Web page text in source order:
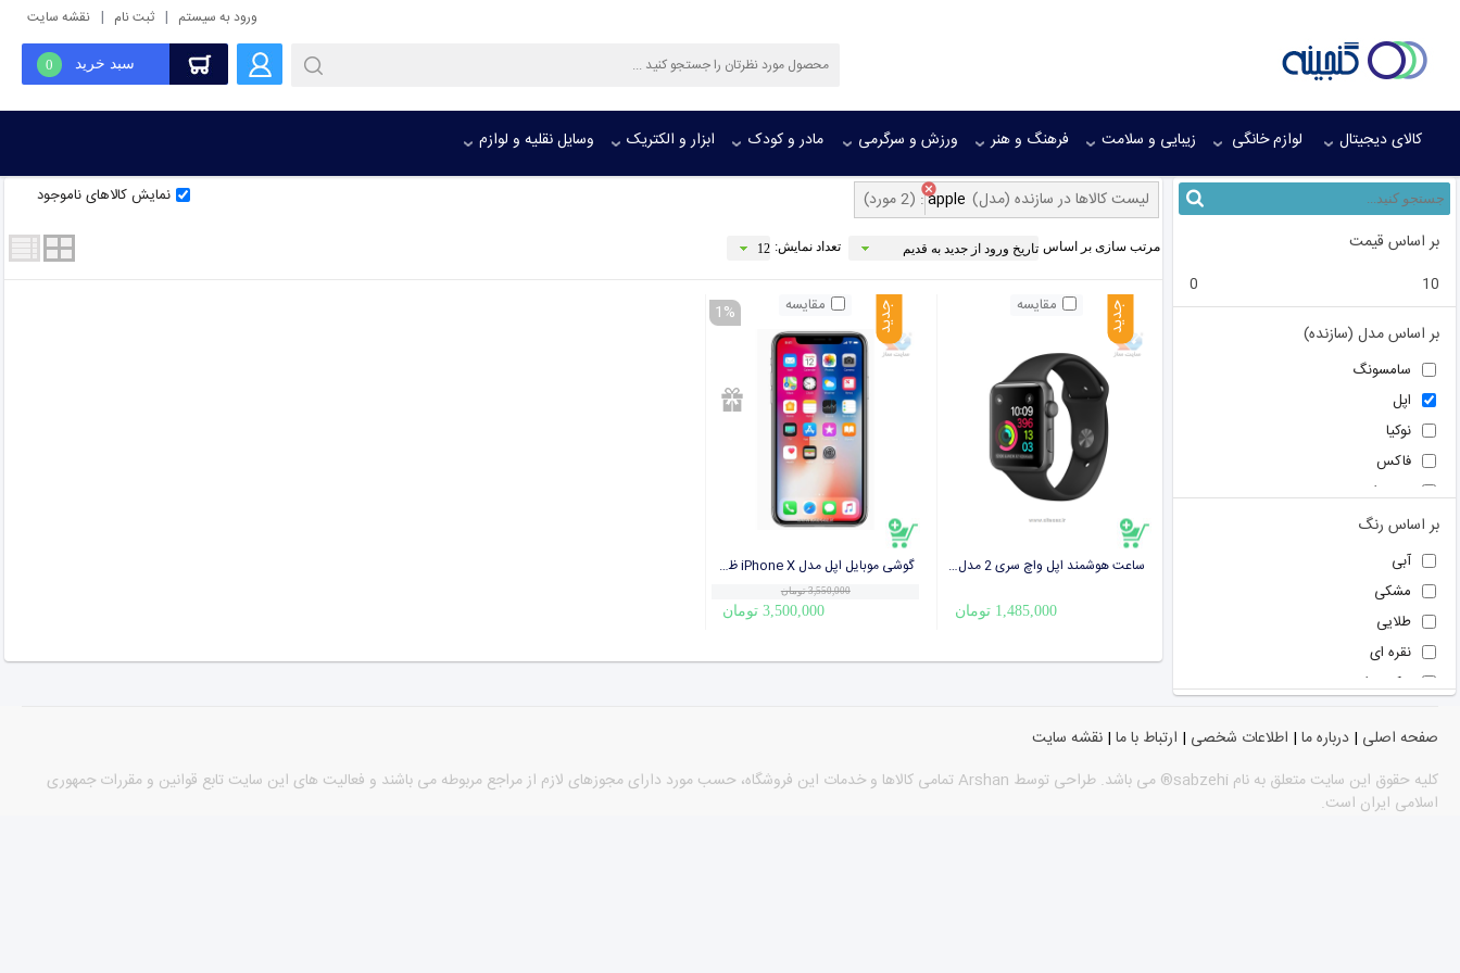
ورود به سیستم | ثبت نام | نقشه سایت
سبد خرید 0
کالای دیجیتال لوازم خانگی زیبایی و سلامت فرهنگ و هنر ورزش و سرگرمی مادر و کودک ابزار و الکتریک وسایل نقلیه و لوازم
بر اساس قیمت
10
0
بر اساس مدل (سازنده)
سامسونگ
اپل
نوکیا
فاکس
هیوندا
ريباک
بر اساس رنگ
آبی
مشکی
طلایی
نقره ای
نوک مدادی
نارنجی
فیروزه ای
سفید
لیست کالاها در سازنده (مدل) apple
: (2 مورد) نمایش کالاهای ناموجود
مرتب سازی بر اساس تعداد نمایش:
مقایسه جدید
ساعت هوشمند اپل واچ سری 2 مدل 42mm Space Gray Aluminum Case with Black Sport Band
1,485,000 تومان
مقایسه جدید 1
گوشی موبایل اپل مدل iPhone X ظرفیت 256 گیگابایت
3,550,000 تومان
3,500,000 تومان
صفحه اصلی |درباره ما | اطلاعات شخصی | ارتباط با ما |نقشه سایت
كليه حقوق اين سايت متعلق به نام sabzehi® می باشد. طراحی توسط Arshan تمامی كالاها و خدمات این فروشگاه، حسب مورد دارای مجوزهای لازم از مراجع مربوطه می باشند و فعالیت های این سایت تابع قوانین و مقررات جمهوری
اسلامی ایران است.